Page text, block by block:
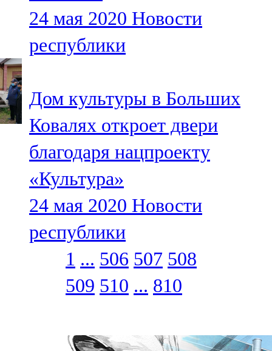
24 мая 2020 Новости
республики
Дом культуры в Больших
Ковалях откроет двери
благодаря нацпроекту
«Культура»
24 мая 2020 Новости
республики
1 ... 506 507 508
509 510 ... 810